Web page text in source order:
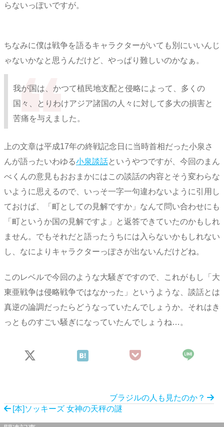
らないっぽいですが。
ちなみに僕は戦争を語るキャラクターがいても別にいいんじ
ゃないかなと思うんだけど、やっぱり難しいのかなぁ。
我が国は、かつて植民地支配と侵略によって、多くの
国々、とりわけアジア諸国の人々に対して多大の損害と
苦痛を与えました。
上の文章は平成17年の終戦記念日に当時首相だった小泉さ
んが語ったいわゆる小泉談話というやつですが、今回のまん
べくんの意見もおおまかにはこの談話の内容とそう変わらな
いように思えるので、いっそ一字一句違わないように引用し
ておけば、「町としての見解ですか」なんて問い合わせにも
「町というか国の見解ですよ」と返答できていたのかもしれ
ません。でもそれだと語ったうちには入らないかもしれない
し、なによりキャラクターっぽさが出ないんだけどね。
このレベルで今回のような大騒ぎですので、これがもし「大
東亜戦争は侵略戦争ではなかった」というような、談話とは
真逆の論調だったらどうなっていたんでしょうか。それはき
っとものすごい騒ぎになっていたんでしょうね…。
ブラジルの人も見たのか？
[本]ソッキーズ 女神の天秤の謎